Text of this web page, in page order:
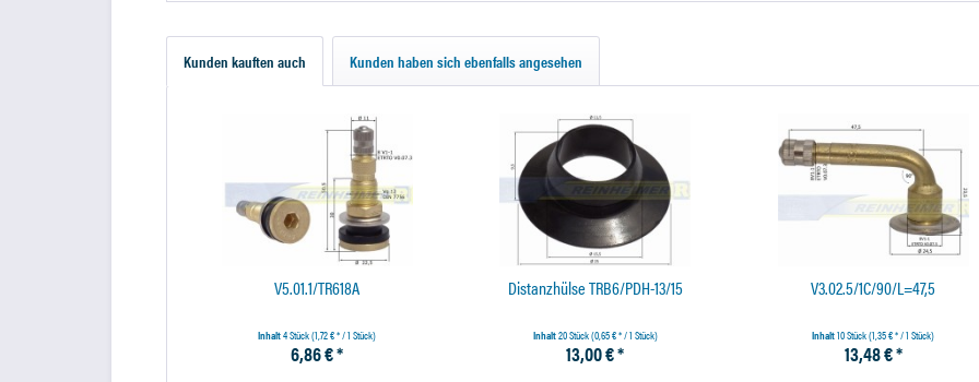
Kunden kauften auch Kunden haben sich ebenfalls angesehen
V5.01.1/TR618A
Inhalt4 Stück(1,72 € * / 1 Stück)
6,86 € *
Distanzhülse TRB6/PDH-13/15
Inhalt20 Stück(0,65 € * / 1 Stück)
13,00 € *
V3.02.5/1C/90/L=47,5
Inhalt10 Stück(1,35 € * / 1 Stück)
13,48 € *